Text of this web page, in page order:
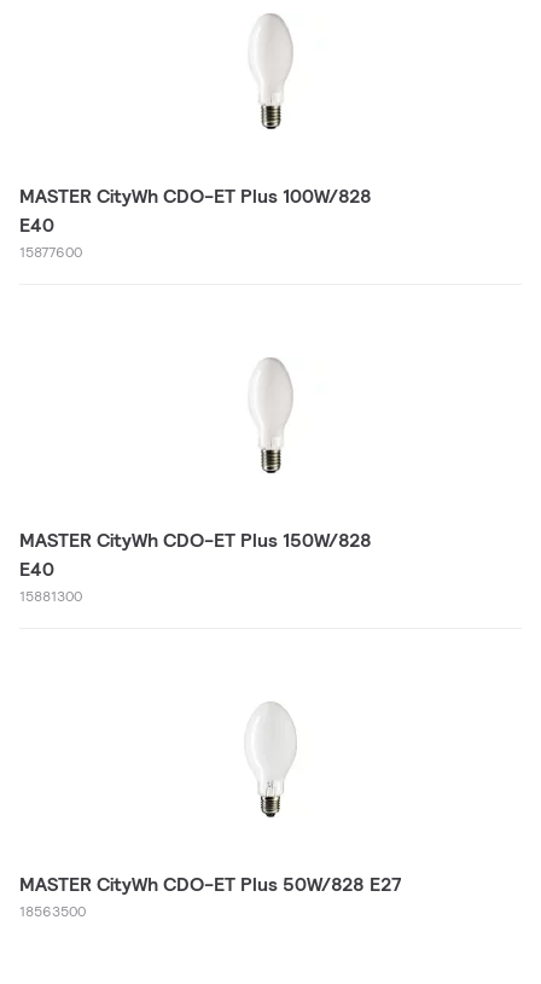
MASTER CityWh CDO-ET Plus 100W/828
E40
15877600
MASTER CityWh CDO-ET Plus 150W/828
E40
15881300
MASTER CityWh CDO-ET Plus 50W/828 E27
18563500